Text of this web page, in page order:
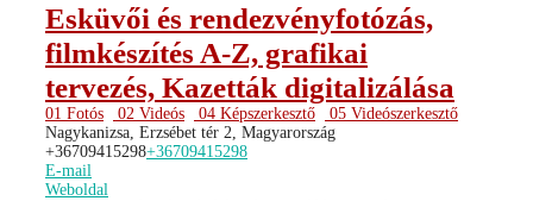
Esküvői és rendezvényfotózás,
filmkészítés A-Z, grafikai
tervezés, Kazetták digitalizálása
01 Fotós 02 Videós 04 Képszerkesztő
05 Videószerkesztő
Nagykanizsa, Erzsébet tér 2, Magyarország
+36709415298+36709415298
E-mail
Weboldal